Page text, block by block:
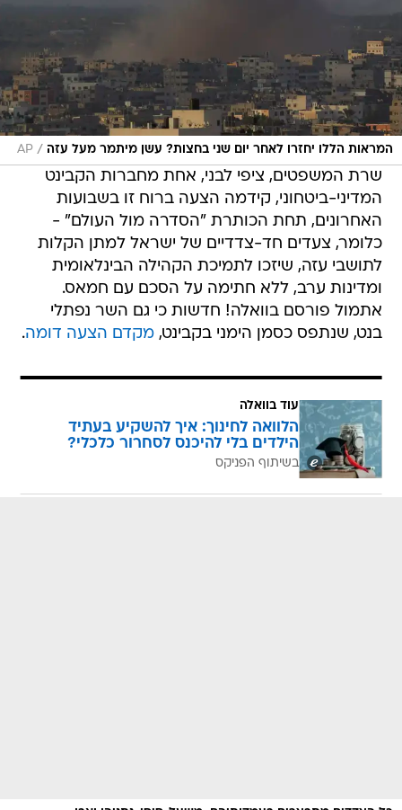
המראות הללו יחזרו לאחר יום שני בחצות? עשן מיתמר מעל עזה /
AP
שרת המשפטים, ציפי לבני, אחת מחברות הקבינט
המדיני-ביטחוני, קידמה הצעה ברוח זו בשבועות
האחרונים, תחת הכותרת "הסדרה מול העולם" -
כלומר, צעדים חד-צדדיים של ישראל למתן הקלות
לתושבי עזה, שיזכו לתמיכת הקהילה הבינלאומית
ומדינות ערב, ללא חתימה על הסכם עם חמאס.
אתמול פורסם בוואלה! חדשות כי גם השר נפתלי
בנט, שנתפס כסמן הימני בקבינט,מקדם הצעה דומה.
עוד בוואלה
הלוואה לחינוך: איך להשקיע בעתיד
הילדים בלי להיכנס לסחרור כלכלי?
בשיתוף הפניקס